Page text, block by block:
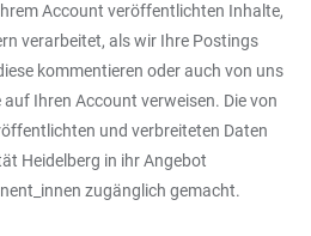
Account veröffentlichten Inhalte,
verarbeitet, als wir Ihre Postings
kommentieren oder auch von uns
Ihren Account verweisen. Die von
und verbreiteten Daten
Heidelberg in ihr Angebot
zugänglich gemacht.